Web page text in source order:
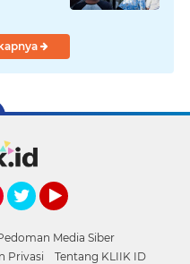
Media Siber
Privasi
Tentang KLIIK ID